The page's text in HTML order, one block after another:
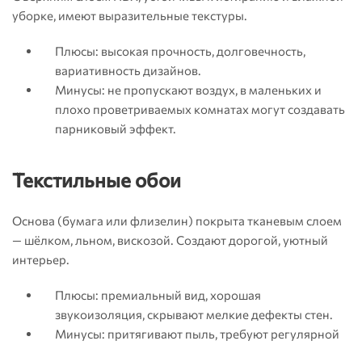
уборке, имеют выразительные текстуры.
Плюсы: высокая прочность, долговечность,
вариативность дизайнов.
Минусы: не пропускают воздух, в маленьких и
плохо проветриваемых комнатах могут создавать
парниковый эффект.
Текстильные обои
Основа (бумага или флизелин) покрыта тканевым слоем
— шёлком, льном, вискозой. Создают дорогой, уютный
интерьер.
Плюсы: премиальный вид, хорошая
звукоизоляция, скрывают мелкие дефекты стен.
Минусы: притягивают пыль, требуют регулярной